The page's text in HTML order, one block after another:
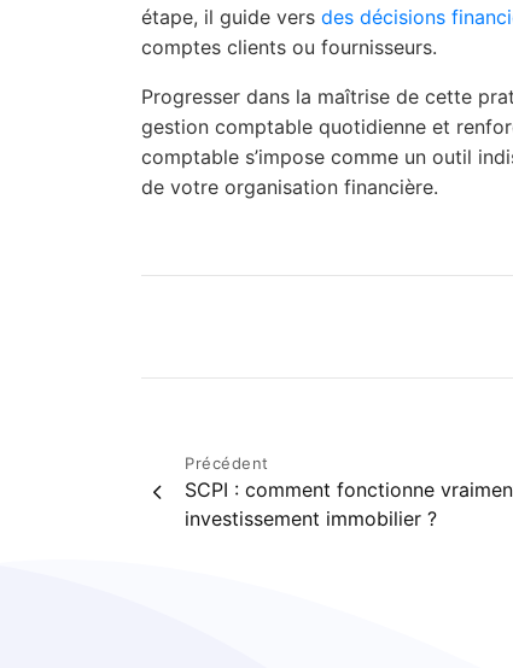
étape, il guide vers des décisions
comptes clients ou fournisseurs.
Progresser dans la maîtrise de cette
gestion comptable quotidienne et
comptable s’impose comme un outil
de votre organisation financière.
Navigation
de
Précédent
SCPI : comment fonctionne
investissement immobilier ?